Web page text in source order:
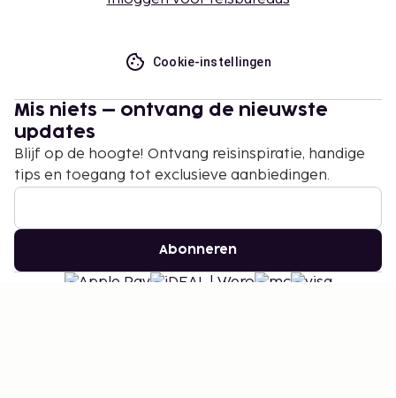
Cookie-instellingen
Mis niets – ontvang de nieuwste
updates
Blijf op de hoogte! Ontvang reisinspiratie, handige
tips en toegang tot exclusieve aanbiedingen.
Abonneren